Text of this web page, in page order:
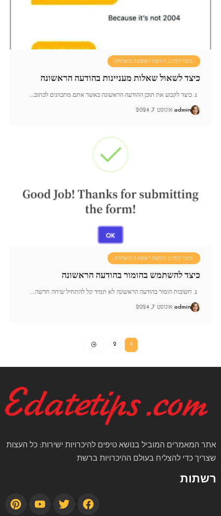
כיצד לכתוב הודעה ראשונה מוצלחת
כיצד לשאול שאלות מעניינות בהודעה הראשונה
…
admin אוגוסט 7, 2024
כיצד לכתוב הודעה ראשונה מוצלחת
כיצד להשתמש בהומור בהודעה הראשונה
…
admin אוגוסט 7, 2024
1
2
אתר המאמרים המוביל בנושא טיפים להיכרויות ישירות: כל העצות
שצריך כדי להצליח בעולם ההיכרויות ברשת
רשתות